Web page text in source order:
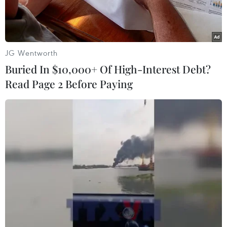
Cảnh sát Indonesia bên ngoài Đại sứ quán Myanmar. (Nguồn:
AP)
Cảnh sát chống khủng bố Indonesia đã bắt giữ
thêm 2 phần tử liên quan tới tổ chức Nhà nước
Hồi giáo (IS) tự xưng, từng lên kế hoạch đánh
JG Wentworth
Buried In $10,000+ Of High-Interest Debt?
Read Page 2 Before Paying